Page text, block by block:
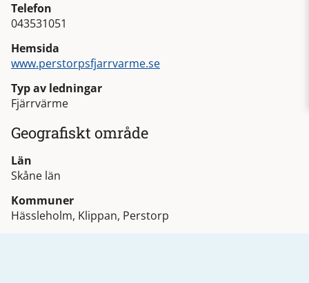
Telefon
043531051
Hemsida
www.perstorpsfjarrvarme.se
Typ av ledningar
Fjärrvärme
Geografiskt område
Län
Skåne län
Kommuner
Hässleholm, Klippan, Perstorp